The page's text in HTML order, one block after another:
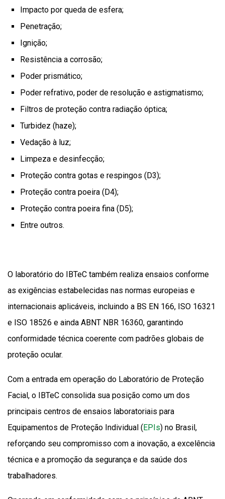
Impacto por queda de esfera;
Penetração;
Ignição;
Resistência a corrosão;
Poder prismático;
Poder refrativo, poder de resolução e astigmatismo;
Filtros de proteção contra radiação óptica;
Turbidez (haze);
Vedação à luz;
Limpeza e desinfecção;
Proteção contra gotas e respingos (D3);
Proteção contra poeira (D4);
Proteção contra poeira fina (D5);
Entre outros.
O laboratório do IBTeC também realiza ensaios conforme
as exigências estabelecidas nas normas europeias e
internacionais aplicáveis, incluindo a BS EN 166, ISO 16321
e ISO 18526 e ainda ABNT NBR 16360, garantindo
conformidade técnica coerente com padrões globais de
proteção ocular.
Com a entrada em operação do Laboratório de Proteção
Facial, o IBTeC consolida sua posição como um dos
principais centros de ensaios laboratoriais para
Equipamentos de Proteção Individual (EPIs) no Brasil,
reforçando seu compromisso com a inovação, a excelência
técnica e a promoção da segurança e da saúde dos
trabalhadores.